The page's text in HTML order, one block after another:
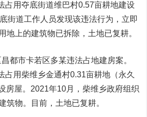
占用夺底街道维巴村0.57亩耕地建设
街道工作人员发现该违法行为，立即
地上的建筑物已拆除，土地已复耕。
市卡若区多某违法占地建房案。
占用柴维乡金通村0.31亩耕地（永久
房屋。2021年10月，柴维乡政府组织
筑物。目前，土地已复耕。